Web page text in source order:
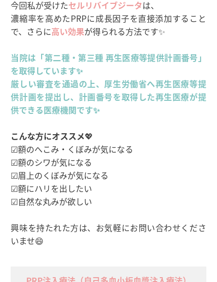
今回私が受けたセルリバイブジータは、
濃縮率を高めたPRPに成長因子を直接添加すること
で、さらに高い効果が得られる方法です✨
当院は「第二種・第三種 再生医療等提供計画番号」
を取得しています✨
厳しい審査を通過の上、厚生労働省へ再生医療等提
供計画を提出し、計画番号を取得した再生医療が提
供できる医療機関です✨
こんな方にオススメ💖
☑額のへこみ・くぼみが気になる
☑額のシワが気になる
☑眉上のくぼみが気になる
☑額にハリを出したい
☑自然な丸みが欲しい
興味を持たれた方は、お気軽にお問い合わせくださ
いませ😄